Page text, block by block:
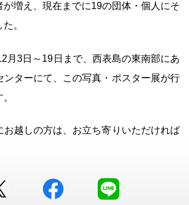
が増え、現在までに19の団体・個人にそ
。
月3日～19日まで、西表島の東南部にあ
ンターにて、この写真・ポスター展が行
お越しの方は、お立ち寄りいただければ
facebook